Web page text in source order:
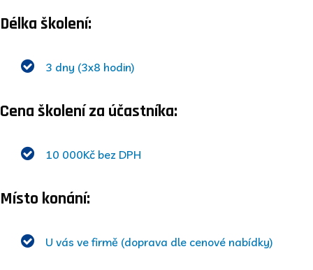
Délka školení:
3 dny (3x8 hodin)
Cena školení za účastníka:
10 000Kč bez DPH
Místo konání:
U vás ve firmě (doprava dle cenové nabídky)